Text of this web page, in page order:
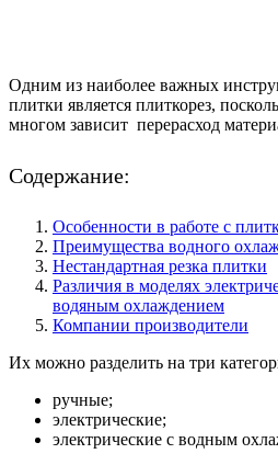
Одним из наиболее важных
плитки является плиткорез,
многом зависит перерасход
Содержание:
Особенности в работе с
Преимущества водного
Нестандартная резка плитки
Различия в моделях
водяным охлаждением
Компании производители
Их можно разделить на три
ручные;
электрические;
электрические с водным